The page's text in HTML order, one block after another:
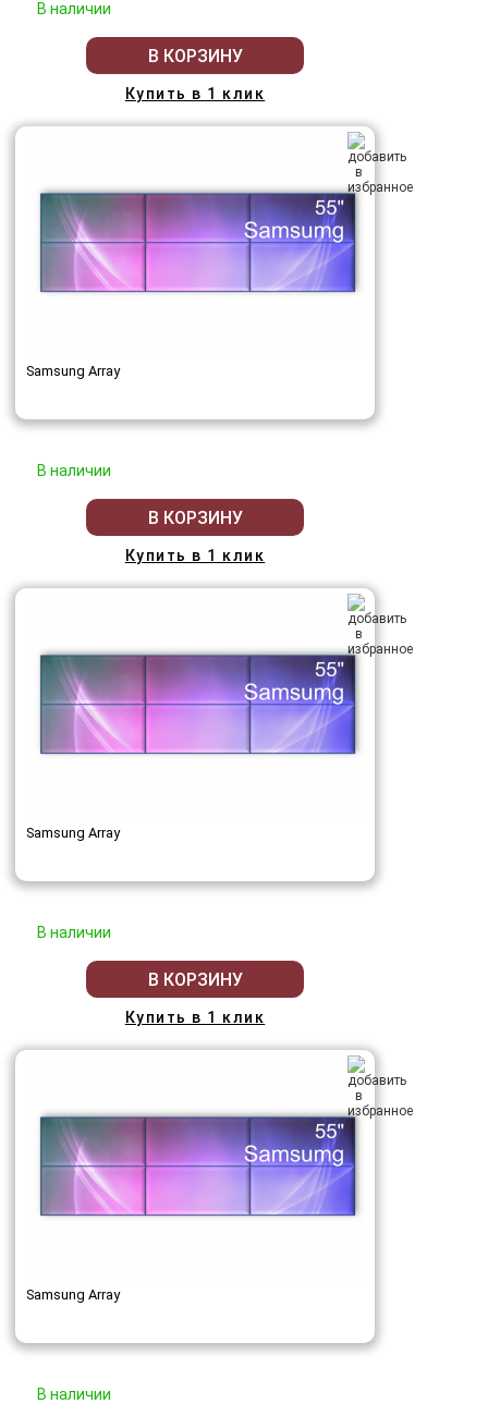
В наличии
В КОРЗИНУ
Купить в 1 клик
Samsung Array
В наличии
В КОРЗИНУ
Купить в 1 клик
Samsung Array
В наличии
В КОРЗИНУ
Купить в 1 клик
Samsung Array
В наличии